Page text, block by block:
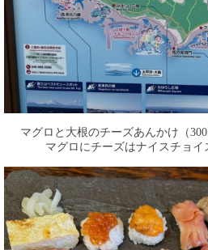
マグロと大根のチーズあんかけ（
マグロにチーズはナイスチョ